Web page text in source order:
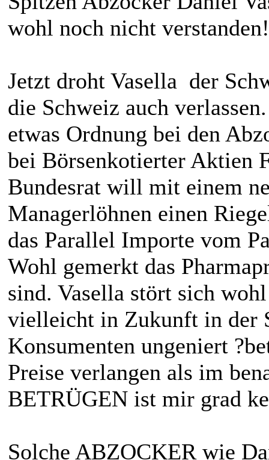
wohl noch nicht verstanden!
Jetzt droht Vasella der
die Schweiz auch
etwas Ordnung bei den
bei Börsenkotierter Aktien
Bundesrat will mit einem
Managerlöhnen einen
das Parallel Importe vom
Wohl gemerkt das
sind. Vasella stört sich
vielleicht in Zukunft in der
Konsumenten ungeniert
Preise verlangen als im
BETRÜGEN ist mir grad
Solche ABZOCKER wie